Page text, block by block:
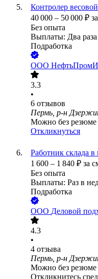
Контролер весовой
40 000 – 50 000 ₽
Без опыта
Выплаты: Два раза
Подработка
ООО
3.3
•
6 отзывов
Пермь, р-н
Можно без резюме
Откликнуться
Работник склада
1 600 – 1 840 ₽ за
Без опыта
Выплаты: Раз в
Подработка
ООО Деловой
4.3
•
4 отзыва
Пермь, р-н
Можно без резюме
Откликнитесь